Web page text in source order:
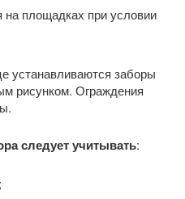
на площадках при условии
устанавливаются заборы
рисунком. Ограждения
следует учитывать: